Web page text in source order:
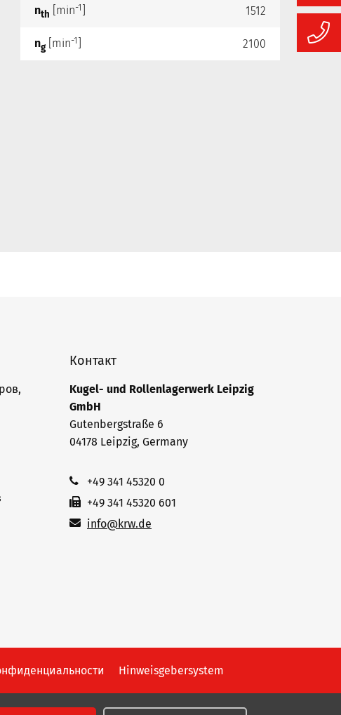
nth [min-1 1512
ng[min-1 2100
Контакт
Kugel- und Rollenlagerwerk Leipzig
GmbH
Gutenbergstraße 6
04178 Leipzig, Germany
+49 341 45320 0
+49 341 45320 601
info@krw.de
Hinweisgebersystem